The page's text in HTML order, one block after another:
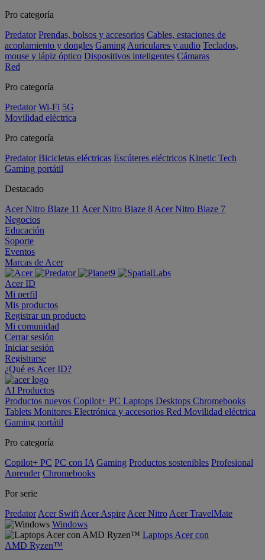
Pro categoría
Predator Prendas, bolsos y accesorios Cables, estaciones de
acoplamiento y dongles Gaming Auriculares y audio Teclados,
mouse y lápiz óptico Dispositivos inteligentes Cámaras
Red
Pro categoría
Predator Wi-Fi 5G
Movilidad eléctrica
Pro categoría
Predator Bicicletas eléctricas Escúteres eléctricos Kinetic Tech
Gaming portátil
Destacado
Acer Nitro Blaze 11 Acer Nitro Blaze 8 Acer Nitro Blaze 7
Negocios
Educación
Soporte
Eventos
Marcas de Acer
Acer ID
Mi perfil
Mis productos
Registrar un producto
Mi comunidad
Cerrar sesión
Iniciar sesión
Registrarse
¿Qué es Acer ID?
AI Productos
Productos nuevos Copilot+ PC Laptops Desktops Chromebooks
Tablets Monitores Electrónica y accesorios Red Movilidad eléctrica
Gaming portátil
Pro categoría
Copilot+ PC PC con IA Gaming Productos sostenibles Profesional
Aprender Chromebooks
Por serie
Predator Acer Swift Acer Aspire Acer Nitro Acer TravelMate
Windows
Laptops Acer con
AMD Ryzen™